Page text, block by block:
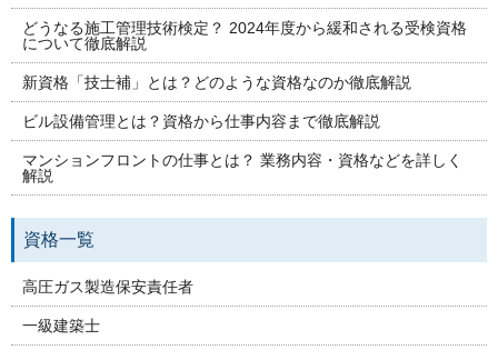
どうなる施工管理技術検定？ 2024年度から緩和される受検資格
について徹底解説
新資格「技士補」とは？どのような資格なのか徹底解説
ビル設備管理とは？資格から仕事内容まで徹底解説
マンションフロントの仕事とは？ 業務内容・資格などを詳しく
解説
資格一覧
高圧ガス製造保安責任者
一級建築士